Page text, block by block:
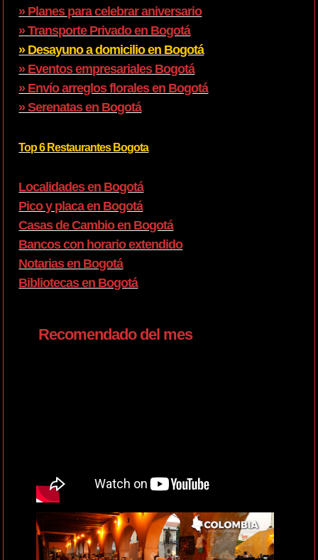
» Planes para celebrar aniversario
» Transporte Privado en Bogotá
» Desayuno a domicilio en Bogotá
» Eventos empresariales Bogotá
» Envío arreglos florales en Bogotá
» Serenatas en Bogotá
Top 6 Restaurantes Bogota
Localidades en Bogotá
Pico y placa en Bogotá
Casas de Cambio en Bogotá
Bancos con horario extendido
Notarias en Bogotá
Bibliotecas en Bogotá
Recomendado del mes